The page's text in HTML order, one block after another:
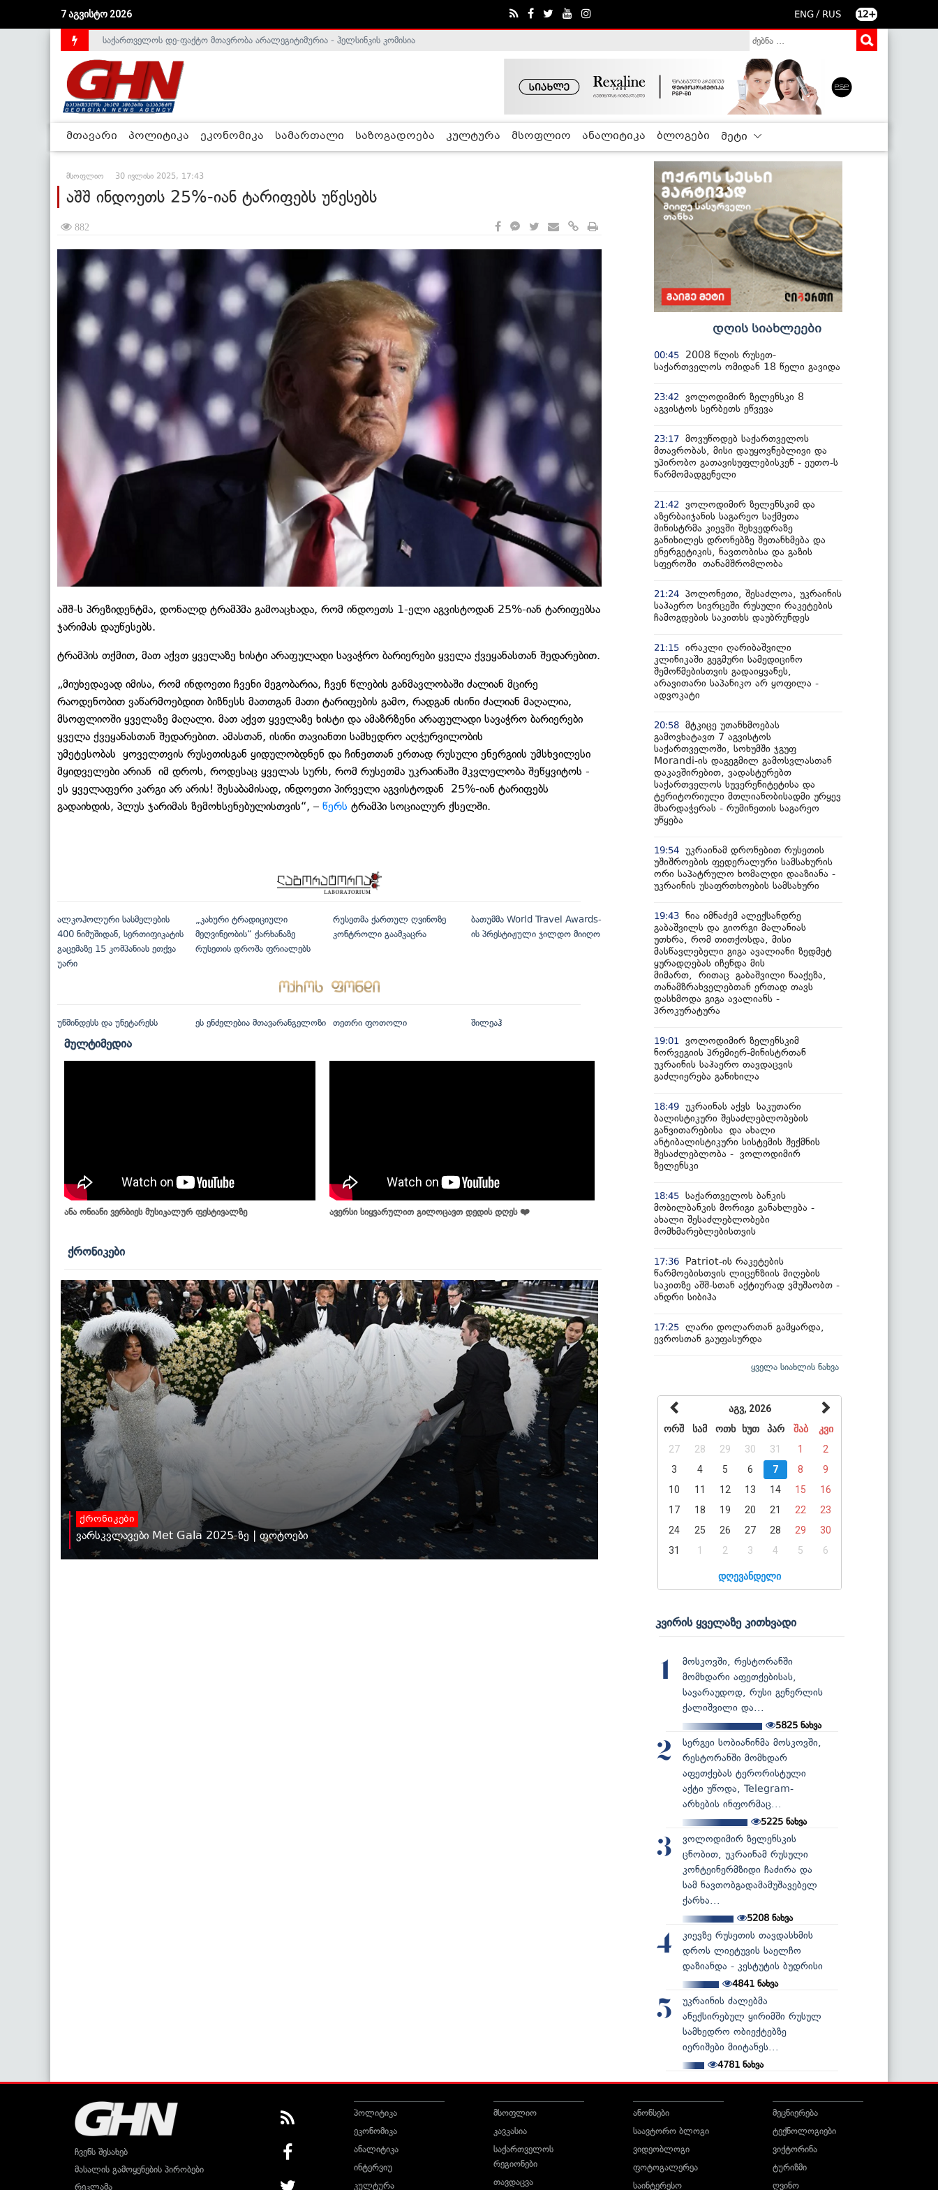
7 აგვისტო 2026 ENG / RUS 12+
ლიეტუვაში საქართველოს ელჩი, სალომე შაფაქიძე გადადგა
საქართველოს დე-ფაქტო მთავრობა არალეგიტიმურია - ჰელსინკის კომისია
მთავარი პოლიტიკა ეკონომიკა სამართალი საზოგადოება კულტურა მსოფლიო ანალიტიკა ბლოგები მეტი
მსოფლიო 30 ივლისი 2025, 17:43
აშშ ინდოეთს 25%-იან ტარიფებს უწესებს
882
აშშ-ს პრეზიდენტმა, დონალდ ტრამპმა გამოაცხადა, რომ ინდოეთს 1-ელი აგვისტოდან 25%-იან ტარიფებსა
ჯარიმას დაუწესებს.
ტრამპის თქმით, მათ აქვთ ყველაზე ხისტი არაფულადი სავაჭრო ბარიერები ყველა ქვეყანასთან შედარებით.
„მიუხედავად იმისა, რომ ინდოეთი ჩვენი მეგობარია, ჩვენ წლების განმავლობაში ძალიან მცირე
რაოდენობით ვაწარმოებდით ბიზნესს მათთგან მათი ტარიფების გამო, რადგან ისინი ძალიან მაღალია,
მსოფლიოში ყველაზე მაღალი. მათ აქვთ ყველაზე ხისტი და ამაზრზენი არაფულადი სავაჭრო ბარიერები
ყველა ქვეყანასთან შედარებით. ამასთან, ისინი თავიანთი სამხედრო აღჭურვილობის
უმეტესობას ყოველთვის რუსეთისგან ყიდულობდნენ და ჩინეთთან ერთად რუსული ენერგიის უმსხვილესი
მყიდველები არიან იმ დროს, როდესაც ყველას სურს, რომ რუსეთმა უკრაინაში მკვლელობა შეწყვიტოს -
ეს ყველაფერი კარგი არ არის! შესაბამისად, ინდოეთი პირველი აგვისტოდან 25%-იან ტარიფებს
გადაიხდის, პლუს ჯარიმას ზემოხსენებულისთვის“, – წერს ტრამპი სოციალურ ქსელში.
ალკოჰოლური სასმელების
400 ნიმუშიდან, სერთიფიკატის
გაცემაზე 15 კომპანიას ეთქვა
უარი
„კახური ტრადიციული
მეღვინეობის“ ქარხანაზე
რუსეთის დროშა ფრიალებს
რუსეთმა ქართულ ღვინოზე
კონტროლი გაამკაცრა
ბათუმმა World Travel Awards-
ის პრესტიჟული ჯილდო მიიღო
უწმინდესს და უნეტარესს ეს ენძელებია მთავარანგელოზი თეთრი ფოთოლი შილეაჰ
მულტიმედია
ანა ონიანი ვერბიეს მუსიკალურ ფესტივალზე ავერსი სიყვარულით გილოცავთ დედის დღეს ❤️
ქრონიკები
ქრონიკები
ვარსკვლავები Met Gala 2025-ზე | ფოტოები
დღის სიახლეები
00:45
2008 წლის რუსეთ-
საქართველოს ომიდან 18 წელი გავიდა
23:42
ვოლოდიმირ ზელენსკი 8
აგვისტოს სერბეთს ეწვევა
23:17 მოვუწოდებ საქართველოს
მთავრობას, მისი დაუყოვნებლივი და
უპირობო გათავისუფლებისკენ - ეუთო-ს
წარმომადგენელი
21:42
ვოლოდიმირ ზელენსკიმ და
აზერბაიჯანის საგარეო საქმეთა
მინისტრმა კიევში შეხვედრაზე
განიხილეს დრონებზე შეთანხმება და
ენერგეტიკის, ნავთობისა და გაზის
სფეროში თანამშრომლობა
21:24 პოლონეთი, შესაძლოა, უკრაინის
საჰაერო სივრცეში რუსული რაკეტების
ჩამოგდების საკითხს დაუბრუნდეს
21:15 ირაკლი ღარიბაშვილი
კლინიკაში გეგმური სამედიცინო
შემოწმებისთვის გადაიყვანეს,
არავითარი საპანიკო არ ყოფილა -
ადვოკატი
20:58 მტკიცე უთანხმოებას
გამოვხატავთ 7 აგვისტოს
საქართველოში, სოხუმში ჯგუფ
Morandi-ის დაგეგმილ გამოსვლასთან
დაკავშირებით, ვადასტურებთ
საქართველოს სუვერენიტეტისა და
ტერიტორიული მთლიანობისადმი ურყევ
მხარდაჭერას - რუმინეთის საგარეო
უწყება
19:54 უკრაინამ დრონებით რუსეთის
უშიშროების ფედერალური სამსახურის
ორი საპატრულო ხომალდი დააზიანა -
უკრაინის უსაფრთხოების სამსახური
19:43 ნია იმნაძემ ალექსანდრე
გაბაშვილს და გიორგი მალანიას
უთხრა, რომ თითქოსდა, მისი
მასწავლებელი გიგა ავალიანი ზედმეტ
ყურადღებას იჩენდა მის
მიმართ, რითაც გაბაშვილი წააქეზა,
თანამზრახველებთან ერთად თავს
დასხმოდა გიგა ავალიანს -
პროკურატურა
19:01
ვოლოდიმირ ზელენსკიმ
ნორვეგიის პრემიერ-მინისტრთან
უკრაინის საჰაერო თავდაცვის
გაძლიერება განიხილა
18:49 უკრაინას აქვს საკუთარი
ბალისტიკური შესაძლებლობების
განვითარებისა და ახალი
ანტიბალისტიკური სისტემის შექმნის
შესაძლებლობა - ვოლოდიმირ
ზელენსკი
18:45 საქართველოს ბანკის
მობილბანკის მორიგი განახლება -
ახალი შესაძლებლობები
მომხმარებლებისთვის
17:36
Patriot-ის რაკეტების
წარმოებისთვის ლიცენზიის მიღების
საკითზე აშშ-სთან აქტიურად ვმუშაობთ -
ანდრი სიბიჰა
17:25 ლარი დოლართან გამყარდა,
ევროსთან გაუფასურდა
ყველა სიახლის ნახვა
აგვ, 2026
ორშ
სამ ოთხ ხუთ პარ შაბ
კვი
27
28 29 30 31 1
2
3
4 5 6 7 8
9
10
11 12 13 14 15
16
17
18 19 20 21 22
23
24
25 26 27 28 29
30
31
1 2 3 4 5 6
დღევანდელი
კვირის ყველაზე კითხვადი
1
მოსკოვში, რესტორანში
მომხდარი აფეთქებისას,
სავარაუდოდ, რუსი გენერლის
ქალიშვილი და...
5825 ნახვა
2
სერგეი სობიანინმა მოსკოვში,
რესტორანში მომხდარ
აფეთქებას ტერორისტული
აქტი უწოდა, Telegram-
არხების ინფორმაც...
5225 ნახვა
3
ვოლოდიმირ ზელენსკის
ცნობით, უკრაინამ რუსული
კონტეინერმზიდი ჩაძირა და
სამ ნავთობგადამამუშავებელ
ქარხა...
5208ნახვა
4
კიევზე რუსეთის თავდასხმის
დროს ლიეტუვის საელჩო
დაზიანდა - კესტუტის ბუდრისი
4841ნახვა
5
უკრაინის ძალებმა
ანექსირებულ ყირიმში რუსულ
სამხედრო ობიექტებზე
იერიშები მიიტანეს...
4781 ნახვა
ჩვენს შესახებ
მასალის გამოყენების პირობები
რეკლამა
პოლიტიკა
ეკონომიკა
ანალიტიკა
ინტერვიუ
კულტურა
მსოფლიო
კავკასია
საქართველოს
რეგიონები
თავდაცვა
ანონსები
საავტორო ბლოგი
ვიდეობლოგი
ფოტოგალერეა
საინტერესო
მეცნიერება
ტექნოლოგიები
ვიქტორინა
ტურიზმი
ღვინო